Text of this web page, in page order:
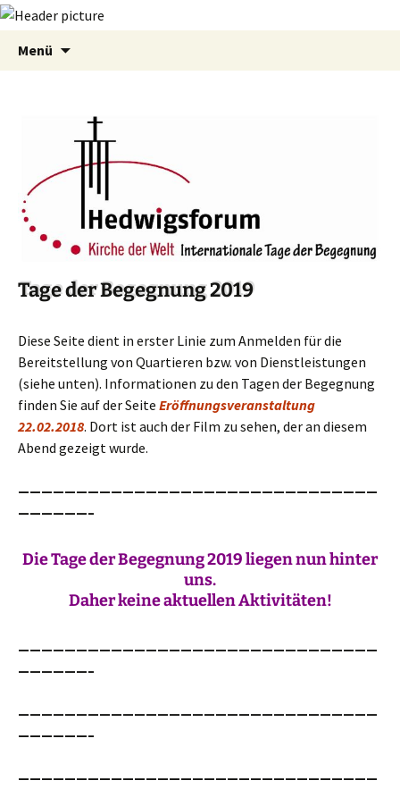
Menü
Tage der Begegnung 2019
Diese Seite dient in erster Linie zum Anmelden für die
Bereitstellung von Quartieren bzw. von Dienstleistungen
(siehe unten). Informationen zu den Tagen der Begegnung
finden Sie auf der Seite Eröffnungsveranstaltung
22.02.2018. Dort ist auch der Film zu sehen, der an diesem
Abend gezeigt wurde.
———————————————————————————————
——————–
Die Tage der Begegnung 2019 liegen nun hinter
uns.
Daher keine aktuellen Aktivitäten!
———————————————————————————————
——————–
———————————————————————————————
——————–
———————————————————————————————